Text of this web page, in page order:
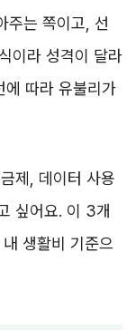
주는 쪽이고, 선
이라 성격이 달라
에 따라 유불리가
제, 데이터 사용
싶어요. 이 3개
생활비 기준으